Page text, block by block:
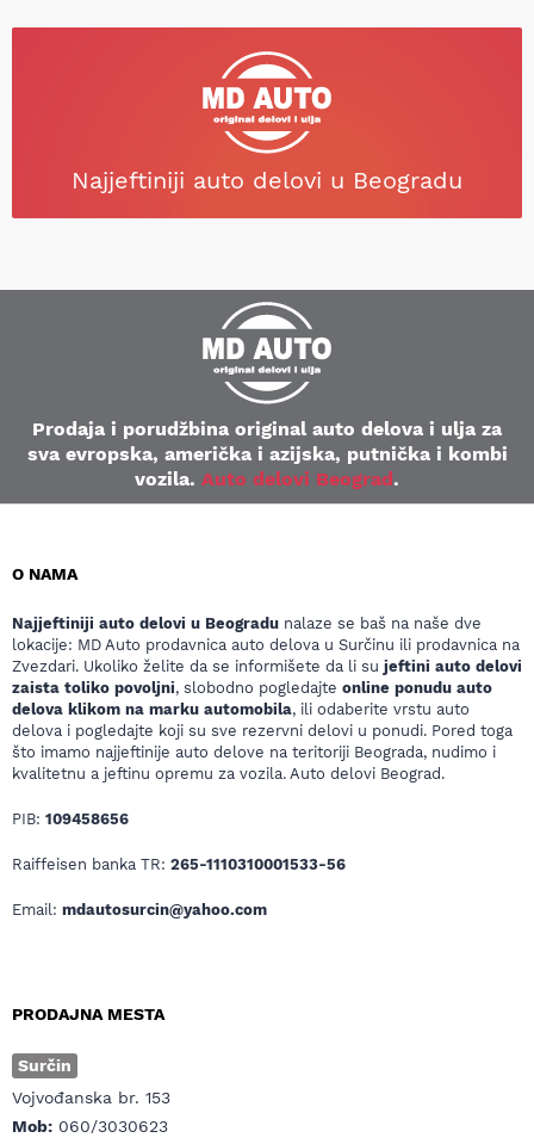
Najjeftiniji auto delovi u Beogradu
Prodaja i porudžbina original auto delova i ulja za
sva evropska, američka i azijska, putnička i kombi
vozila. Auto delovi Beograd.
O NAMA
Najjeftiniji auto delovi u Beogradu nalaze se baš na naše dve
lokacije: MD Auto prodavnica auto delova u Surčinu ili prodavnica na
Zvezdari. Ukoliko želite da se informišete da li su jeftini auto delovi
zaista toliko povoljni, slobodno pogledajte online ponudu auto
delova klikom na marku automobila, ili odaberite vrstu auto
delova i pogledajte koji su sve rezervni delovi u ponudi. Pored toga
što imamo najjeftinije auto delove na teritoriji Beograda, nudimo i
kvalitetnu a jeftinu opremu za vozila. Auto delovi Beograd.
PIB: 109458656
Raiffeisen banka TR: 265-1110310001533-56
Email: mdautosurcin@yahoo.com
PRODAJNA MESTA
Surčin
Vojvođanska br. 153
Mob: 060/3030623